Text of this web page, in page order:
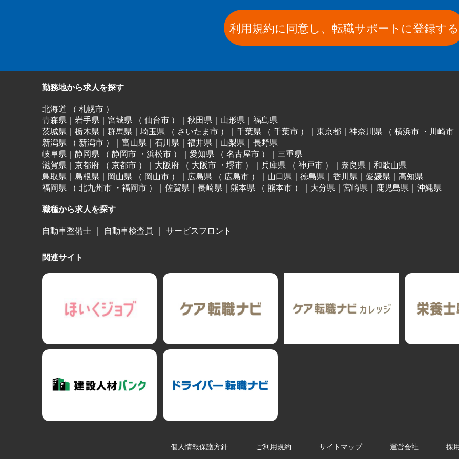
利用規約に同意し、転職サポートに登録する
勤務地から求人を探す
北海道 （ 札幌市 ）
青森県 ｜ 岩手県 ｜ 宮城県 （ 仙台市 ） ｜ 秋田県 ｜ 山形県 ｜ 福島県
茨城県 ｜ 栃木県 ｜ 群馬県 ｜ 埼玉県 （ さいたま市 ） ｜ 千葉県 （ 千葉市 ） ｜ 東京都 ｜ 神奈川県 （ 横浜市 ・ 川崎市
新潟県 （ 新潟市 ） ｜ 富山県 ｜ 石川県 ｜ 福井県 ｜ 山梨県 ｜ 長野県
岐阜県 ｜ 静岡県 （ 静岡市 ・ 浜松市 ） ｜ 愛知県 （ 名古屋市 ） ｜ 三重県
滋賀県 ｜ 京都府 （ 京都市 ） ｜ 大阪府 （ 大阪市 ・ 堺市 ） ｜ 兵庫県 （ 神戸市 ） ｜ 奈良県 ｜ 和歌山県
鳥取県 ｜ 島根県 ｜ 岡山県 （ 岡山市 ） ｜ 広島県 （ 広島市 ） ｜ 山口県 ｜ 徳島県 ｜ 香川県 ｜ 愛媛県 ｜ 高知県
福岡県 （ 北九州市 ・ 福岡市 ） ｜ 佐賀県 ｜ 長崎県 ｜ 熊本県 （ 熊本市 ） ｜ 大分県 ｜ 宮崎県 ｜ 鹿児島県 ｜ 沖縄県
職種から求人を探す
自動車整備士 ｜ 自動車検査員 ｜ サービスフロント
関連サイト
個人情報保護方針 ご利用規約 サイトマップ 運営会社 採